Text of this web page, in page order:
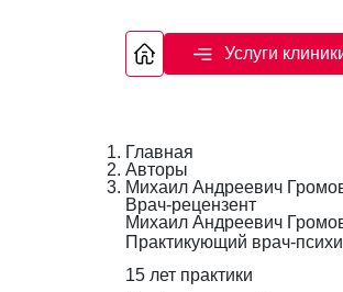
Услуги
Главная
Авторы
Михаил Андреевич
Врач-рецензент
Михаил Андреевич
Практикующий врач-
15 лет практики